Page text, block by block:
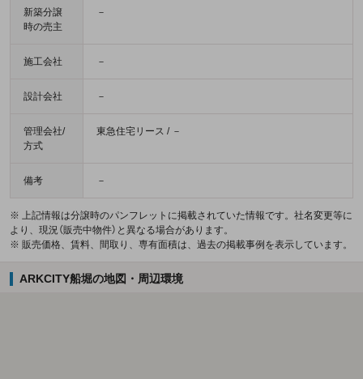
新築分譲
時の売主
－
施工会社 －
設計会社 －
管理会社/
方式
東急住宅リース / －
備考 －
※ 上記情報は分譲時のパンフレットに掲載されていた情報です。社名変更等に
より、現況（販売中物件）と異なる場合があります。
※ 販売価格、賃料、間取り、専有面積は、過去の掲載事例を表示しています。
ARKCITY船堀の地図・周辺環境